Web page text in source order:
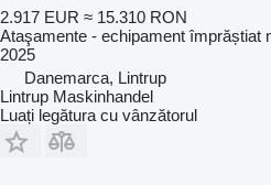
2.917 EUR ≈ 15.310 RON
Ataşamente - echipament împrăștiat
2025
Danemarca, Lintrup
Lintrup Maskinhandel
Luați legătura cu vânzătorul